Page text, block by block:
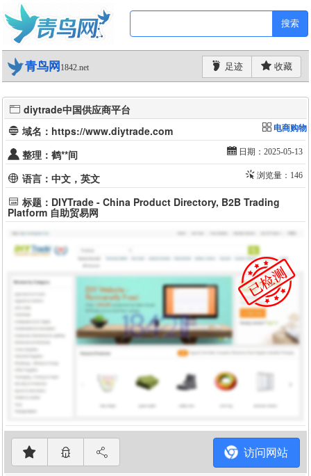
搜索
青鸟网 1842.net 足迹 收藏
diytrade中国供应商平台
域名：https://www.diytrade.com
电商购物
整理：鹤**间 日期：2025-05-13
语言：中文，英文 浏览量：146
标题：DIYTrade - China Product Directory, B2B Trading
Platform 自助贸易网
访问网站